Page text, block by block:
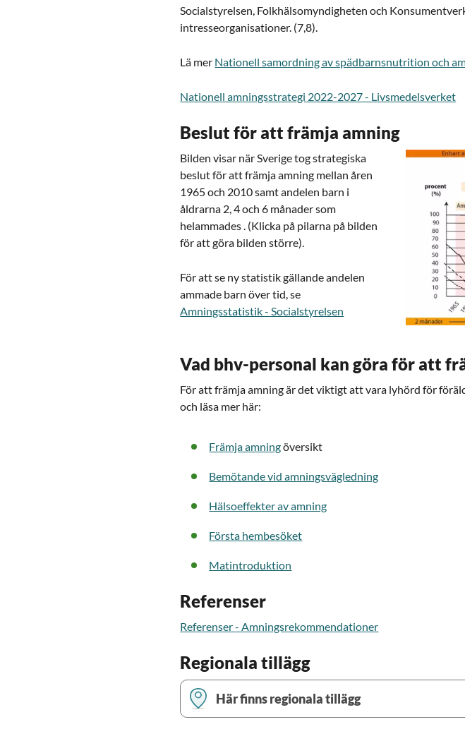
Socialstyrelsen, Folkhälsomyndigheten och
intresseorganisationer. (7,8).
Lä mer Nationell samordning av spädbarnsnutrition och
Nationell amningsstrategi 2022-2027 - Livsmedelsverket
Beslut för att främja amning
Bilden visar när Sverige tog strategiska
beslut för att främja amning mellan åren
1965 och 2010 samt andelen barn i
åldrarna 2, 4 och 6 månader som
helammades . (Klicka på pilarna på bilden
för att göra bilden större).
För att se ny statistik gällande andelen
ammade barn över tid, se
Amningsstatistik - Socialstyrelsen
Vad bhv-personal kan göra för att
För att främja amning är det viktigt att vara lyhörd för
och läsa mer här:
Främja amningöversikt
Bemötande vid amningsvägledning
Hälsoeffekter av amning
Första hembesöket
Matintroduktion
Referenser
Referenser - Amningsrekommendationer
Regionala tillägg
Här finns regionala tillägg